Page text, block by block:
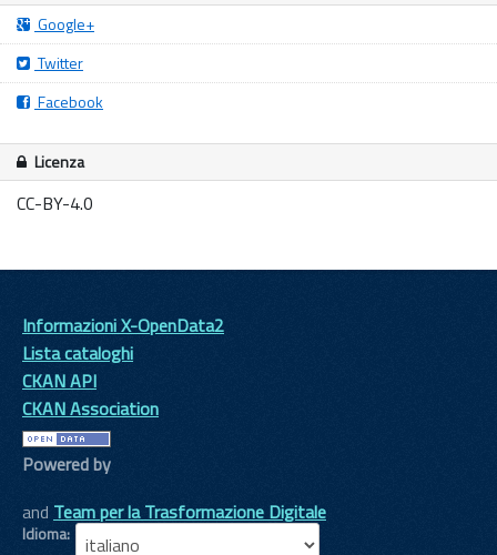
Google+
Twitter
Facebook
Licenza
CC-BY-4.0
Informazioni X-OpenData2
Lista cataloghi
CKAN API
CKAN Association
Powered by
and Team per la Trasformazione Digitale
Idioma